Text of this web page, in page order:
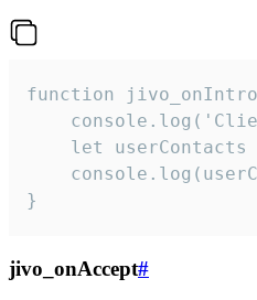
function
let userContacts
}
jivo_onAccept#